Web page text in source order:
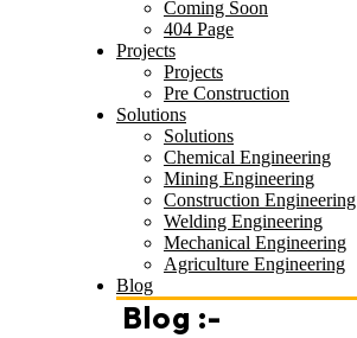
Coming Soon
404 Page
Projects
Projects
Pre Construction
Solutions
Solutions
Chemical Engineering
Mining Engineering
Construction Engineering
Welding Engineering
Mechanical Engineering
Agriculture Engineering
Blog
Blog :-